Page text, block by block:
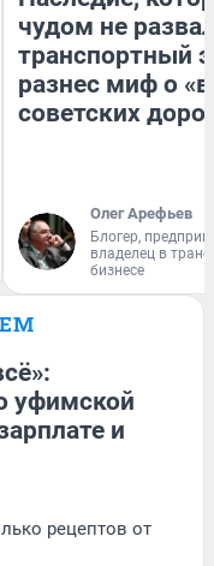
чудом не
транспортный
разнес миф о
советских
Олег Арефьев
Блогер,
владелец в
бизнесе
уфимской
и
рецептов от